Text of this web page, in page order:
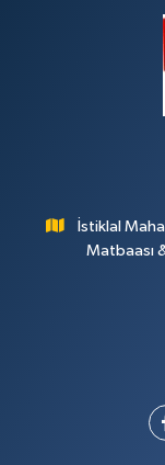
İstiklal
Matbaası